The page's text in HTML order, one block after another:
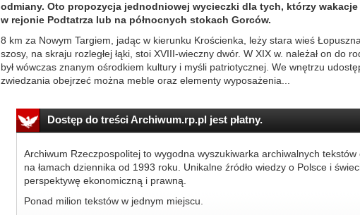
odmiany. Oto propozycja jednodniowej wycieczki dla tych, którzy wakacje
w rejonie Podtatrza lub na północnych stokach Gorców.
8 km za Nowym Targiem, jadąc w kierunku Krościenka, leży stara wieś
szosy, na skraju rozległej łąki, stoi XVIII-wieczny dwór. W XIX w. należał on do
był wówczas znanym ośrodkiem kultury i myśli patriotycznej. We wnętrzu
zwiedzania obejrzeć można meble oraz elementy wyposażenia...
Dostęp do treści Archiwum.rp.pl jest płatny.
Archiwum Rzeczpospolitej to wygodna wyszukiwarka archiwalnych tekstów
na łamach dziennika od 1993 roku. Unikalne źródło wiedzy o Polsce i
perspektywę ekonomiczną i prawną.
Ponad milion tekstów w jednym miejscu.